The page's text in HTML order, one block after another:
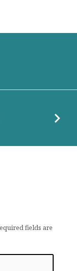
fields are